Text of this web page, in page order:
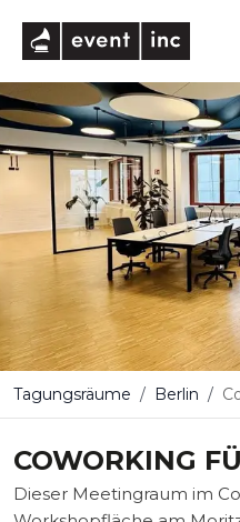
Tagungsräume Berlin
COWORKING
Dieser Meetingraum im